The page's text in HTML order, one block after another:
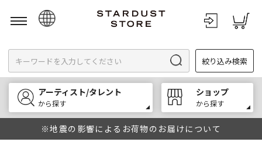
English
한국어
中文
絞り込み検索
アーティスト/タレント
から探す
ショップ
から探す
※地震の影響によるお荷物のお届けについて